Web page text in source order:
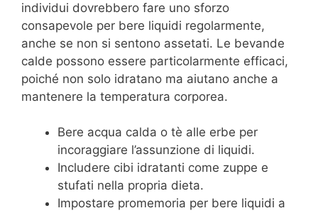
individui dovrebbero fare uno sforzo
consapevole per bere liquidi regolarmente,
anche se non si sentono assetati. Le bevande
calde possono essere particolarmente efficaci,
poiché non solo idratano ma aiutano anche a
mantenere la temperatura corporea.
Bere acqua calda o tè alle erbe per
incoraggiare l’assunzione di liquidi.
Includere cibi idratanti come zuppe e
stufati nella propria dieta.
Impostare promemoria per bere liquidi a